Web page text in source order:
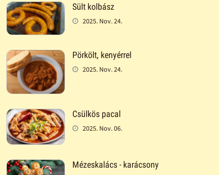
Sült kolbász
2025. Nov. 24.
Pörkölt, kenyérrel
2025. Nov. 24.
Csülkös pacal
2025. Nov. 06.
Mézeskalács - karácsony